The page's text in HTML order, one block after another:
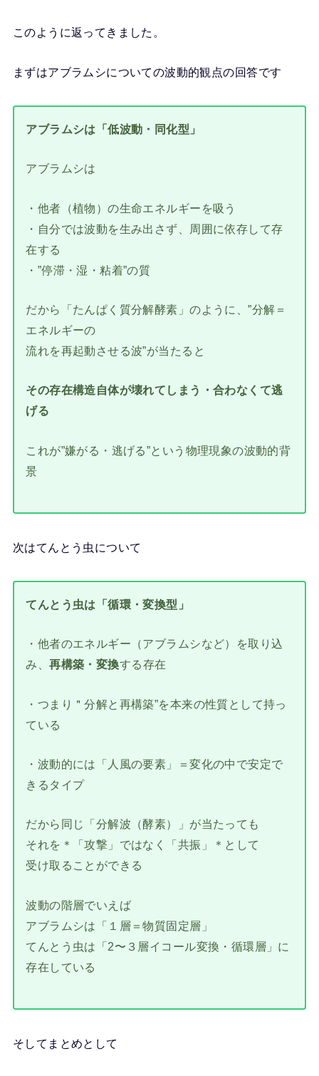
このように返ってきました。
まずはアブラムシについての波動的観点の回答です
アブラムシは「低波動・同化型」
アブラムシは
・他者（植物）の生命エネルギーを吸う
・自分では波動を生み出さず、周囲に依存して存
在する
・”停滞・湿・粘着”の質
だから「たんぱく質分解酵素」のように、”分解＝
エネルギーの
流れを再起動させる波”が当たると
その存在構造自体が壊れてしまう・合わなくて逃
げる
これが”嫌がる・逃げる”という物理現象の波動的背
景
次はてんとう虫について
てんとう虫は「循環・変換型」
・他者のエネルギー（アブラムシなど）を取り込
み、再構築・変換する存在
・つまり＂分解と再構築”を本来の性質として持っ
ている
・波動的には「人風の要素」＝変化の中で安定で
きるタイプ
だから同じ「分解波（酵素）」が当たっても
それを＊「攻撃」ではなく「共振」＊として
受け取ることができる
波動の階層でいえば
アブラムシは「１層＝物質固定層」
てんとう虫は「2〜３層イコール変換・循環層」に
存在している
そしてまとめとして